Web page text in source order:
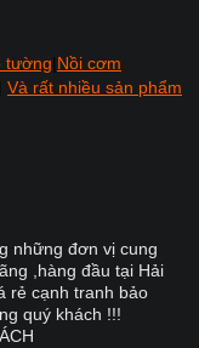
tường Nồi cơm
Và rất nhiều sản phẩm
những đơn vị cung
,hàng đầu tại Hải
rẻ cạnh tranh bảo
quý khách !!!